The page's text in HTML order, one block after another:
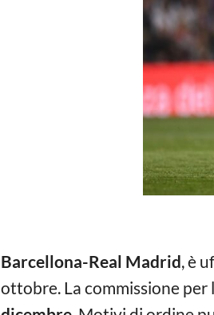
Barcellona-Real Madrid, è
ottobre. La commissione per